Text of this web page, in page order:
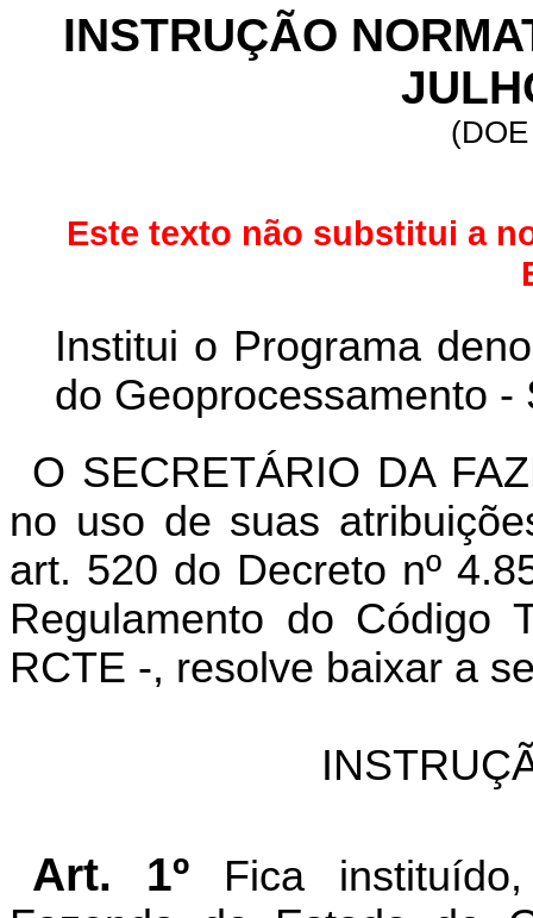
INSTRUÇÃO NORM
Este texto não substitui a
Institui o Programa
do Geoprocessamento -
O SECRETÁRIO DA
no uso de suas
art. 520 do Decreto nº
Regulamento do Código
RCTE -, resolve baixar a
Art. 1º
Fica